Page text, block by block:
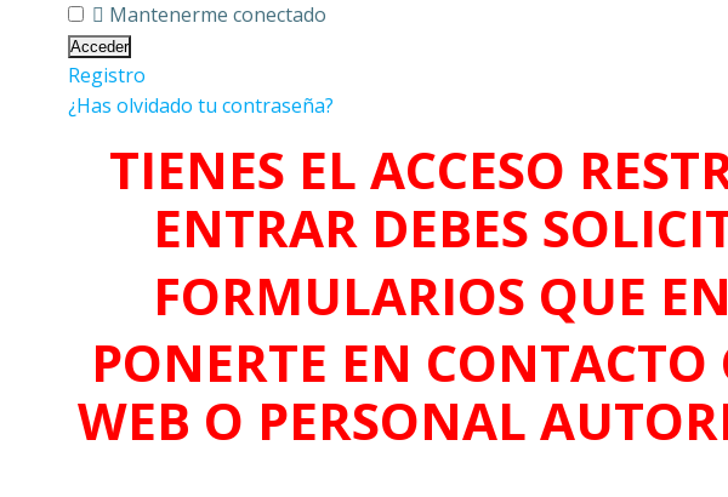
Mantenerme conectado
Registro
¿Has olvidado tu contraseña?
TIENES EL ACCESO
ENTRAR DEBES
FORMULARIOS QUE
PONERTE EN
WEB O PERSONAL